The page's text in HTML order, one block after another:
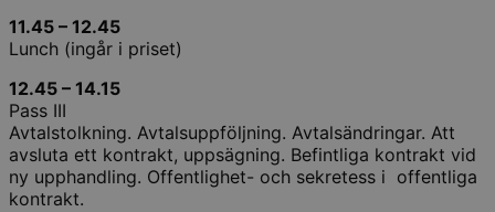
11.45 – 12.45
Lunch (ingår i priset)
12.45 – 14.15
Pass III
Avtalstolkning. Avtalsuppföljning. Avtalsändringar. Att
avsluta ett kontrakt, uppsägning. Befintliga kontrakt vid
ny upphandling. Offentlighet- och sekretess i offentliga
kontrakt.